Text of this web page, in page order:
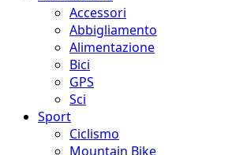
Accessori
Abbigliamento
Alimentazione
Bici
GPS
Sci
Sport
Ciclismo
Mountain Bike